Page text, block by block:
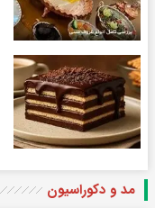
مد و دکوراسیون